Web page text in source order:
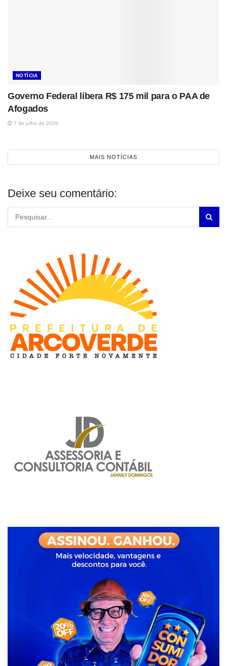
NOTÍCIA
Governo Federal libera R$ 175 mil para o PAA de
Afogados
7 de julho de 2026
MAIS NOTÍCIAS
Deixe seu comentário: